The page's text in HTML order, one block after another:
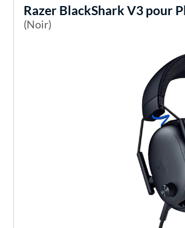
Razer BlackShark V3 pour
(Noir)